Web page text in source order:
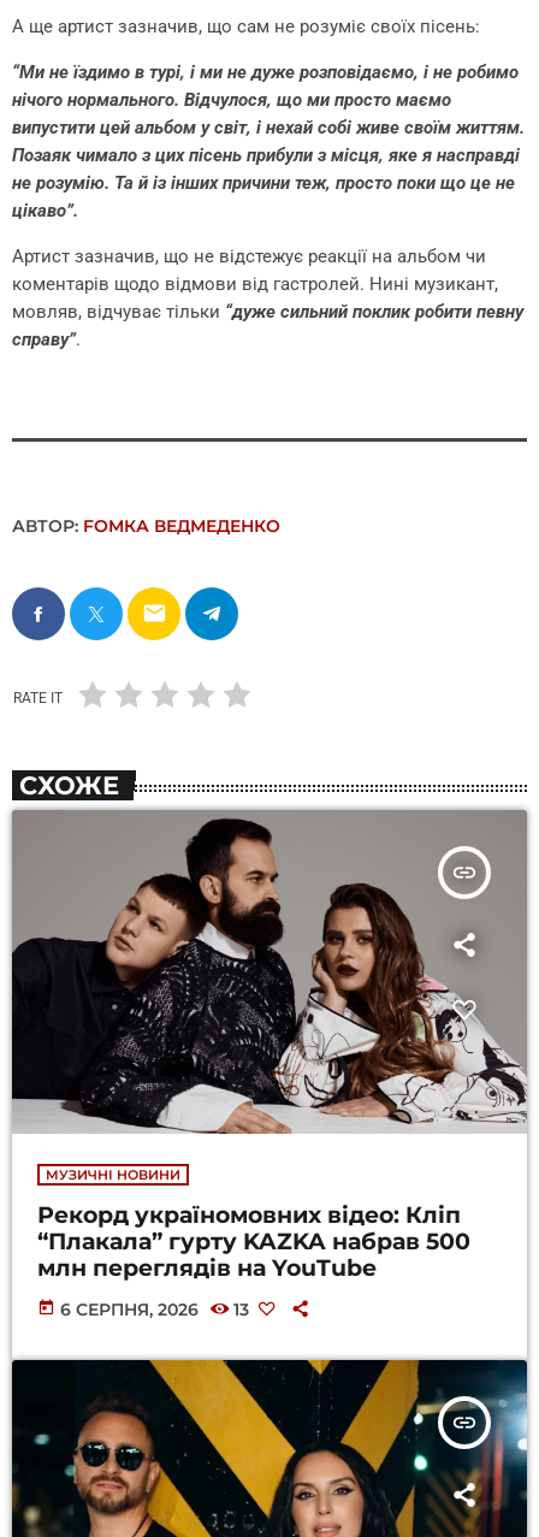
А ще артист зазначив, що сам не розуміє своїх пісень:
“Ми не їздимо в турі, і ми не дуже розповідаємо, і не робимо
нічого нормального. Відчулося, що ми просто маємо
випустити цей альбом у світ, і нехай собі живе своїм життям.
Позаяк чимало з цих пісень прибули з місця, яке я насправді
не розумію. Та й із інших причини теж, просто поки що це не
цікаво”.
Артист зазначив, що не відстежує реакції на альбом чи
коментарів щодо відмови від гастролей. Нині музикант,
мовляв, відчуває тільки “дуже сильний поклик робити певну
справу”.
АВТОР: FОMКА ВЕДМЕДЕНКО
email
RATE IT
СХОЖЕ
insert_link
МУЗИЧНІ НОВИНИ
Рекорд україномовних відео: Кліп
“Плакала” гурту KAZKA набрав 500
млн переглядів на YouTube
today 6 СЕРПНЯ, 2026 13
insert_link